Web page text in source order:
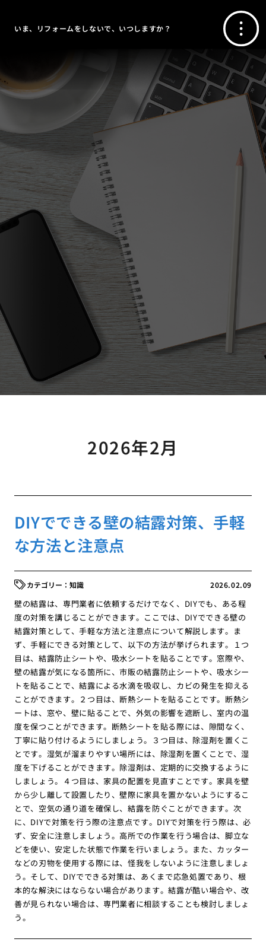
いま、リフォームをしないで、いつしますか？
2026年2月
DIYでできる壁の結露対策、手軽
な方法と注意点
2026.02.09
知識
壁の結露は、専門業者に依頼するだけでなく、DIYでも、ある程
度の対策を講じることができます。ここでは、DIYでできる壁の
結露対策として、手軽な方法と注意点について解説します。ま
ず、手軽にできる対策として、以下の方法が挙げられます。１つ
目は、結露防止シートや、吸水シートを貼ることです。窓際や、
壁の結露が気になる箇所に、市販の結露防止シートや、吸水シー
トを貼ることで、結露による水滴を吸収し、カビの発生を抑える
ことができます。２つ目は、断熱シートを貼ることです。断熱シ
ートは、窓や、壁に貼ることで、外気の影響を遮断し、室内の温
度を保つことができます。断熱シートを貼る際には、隙間なく、
丁寧に貼り付けるようにしましょう。３つ目は、除湿剤を置くこ
とです。湿気が溜まりやすい場所には、除湿剤を置くことで、湿
度を下げることができます。除湿剤は、定期的に交換するように
しましょう。４つ目は、家具の配置を見直すことです。家具を壁
から少し離して設置したり、壁際に家具を置かないようにするこ
とで、空気の通り道を確保し、結露を防ぐことができます。次
に、DIYで対策を行う際の注意点です。DIYで対策を行う際は、必
ず、安全に注意しましょう。高所での作業を行う場合は、脚立な
どを使い、安定した状態で作業を行いましょう。また、カッター
などの刃物を使用する際には、怪我をしないように注意しましょ
う。そして、DIYでできる対策は、あくまで応急処置であり、根
本的な解決にはならない場合があります。結露が酷い場合や、改
善が見られない場合は、専門業者に相談することも検討しましょ
う。